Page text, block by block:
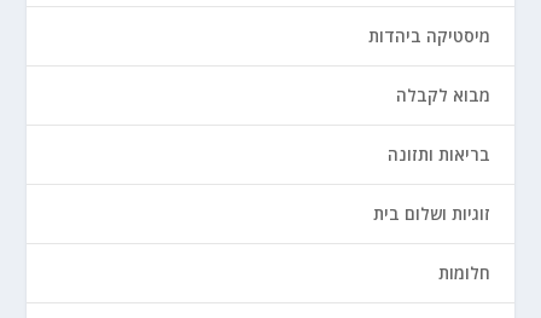
מיסטיקה ביהדות
מבוא לקבלה
בריאות ותזונה
זוגיות ושלום בית
חלומות